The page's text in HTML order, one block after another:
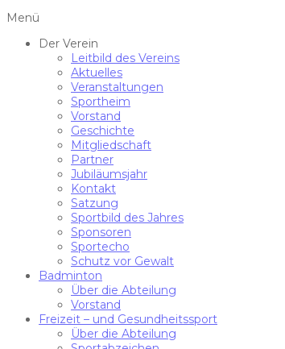
Menü
Der Verein
Leitbild des Vereins
Aktuelles
Veranstaltungen
Sportheim
Vorstand
Geschichte
Mitgliedschaft
Partner
Jubiläumsjahr
Kontakt
Satzung
Sportbild des Jahres
Sponsoren
Sportecho
Schutz vor Gewalt
Badminton
Über die Abteilung
Vorstand
Freizeit – und Gesundheitssport
Über die Abteilung